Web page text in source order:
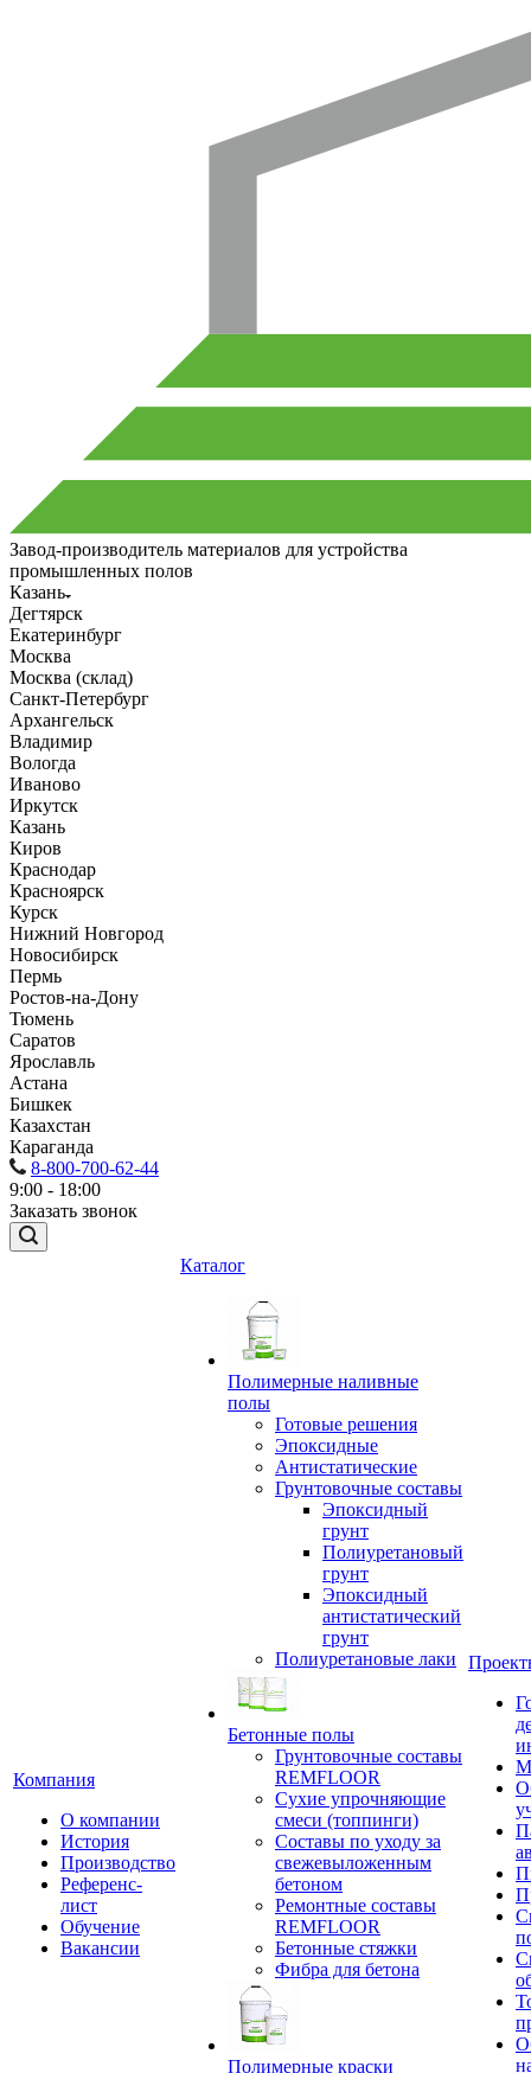
Завод-производитель материалов для устройства
промышленных полов
Казань
Дегтярск
Екатеринбург
Москва
Москва (склад)
Санкт-Петербург
Архангельск
Владимир
Вологда
Иваново
Иркутск
Казань
Киров
Краснодар
Красноярск
Курск
Нижний Новгород
Новосибирск
Пермь
Ростов-на-Дону
Тюмень
Саратов
Ярославль
Астана
Бишкек
Казахстан
Караганда
8-800-700-62-44
9:00 - 18:00
Заказать звонок
Компания
О компании
История
Производство
Референс-
лист
Обучение
Вакансии
Каталог
Полимерные наливные
полы
Готовые решения
Эпоксидные
Антистатические
Грунтовочные составы
Эпоксидный
грунт
Полиуретановый
грунт
Эпоксидный
антистатический
грунт
Полиуретановые лаки
Бетонные полы
Грунтовочные составы
REMFLOOR
Сухие упрочняющие
смеси (топпинги)
Составы по уходу за
свежевыложенным
бетоном
Ремонтные составы
REMFLOOR
Бетонные стяжки
Фибра для бетона
Полимерные краски